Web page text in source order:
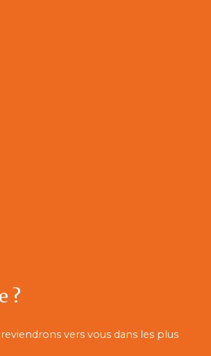
?
vers vous dans les plus